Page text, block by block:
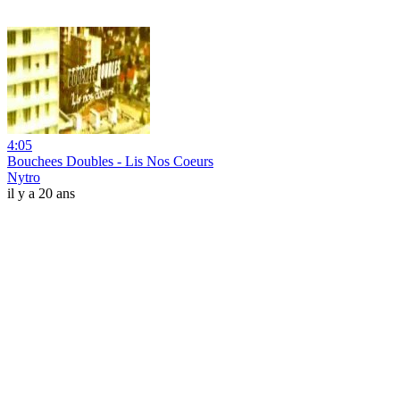
4:05
Bouchees Doubles - Lis Nos Coeurs
Nytro
il y a 20 ans